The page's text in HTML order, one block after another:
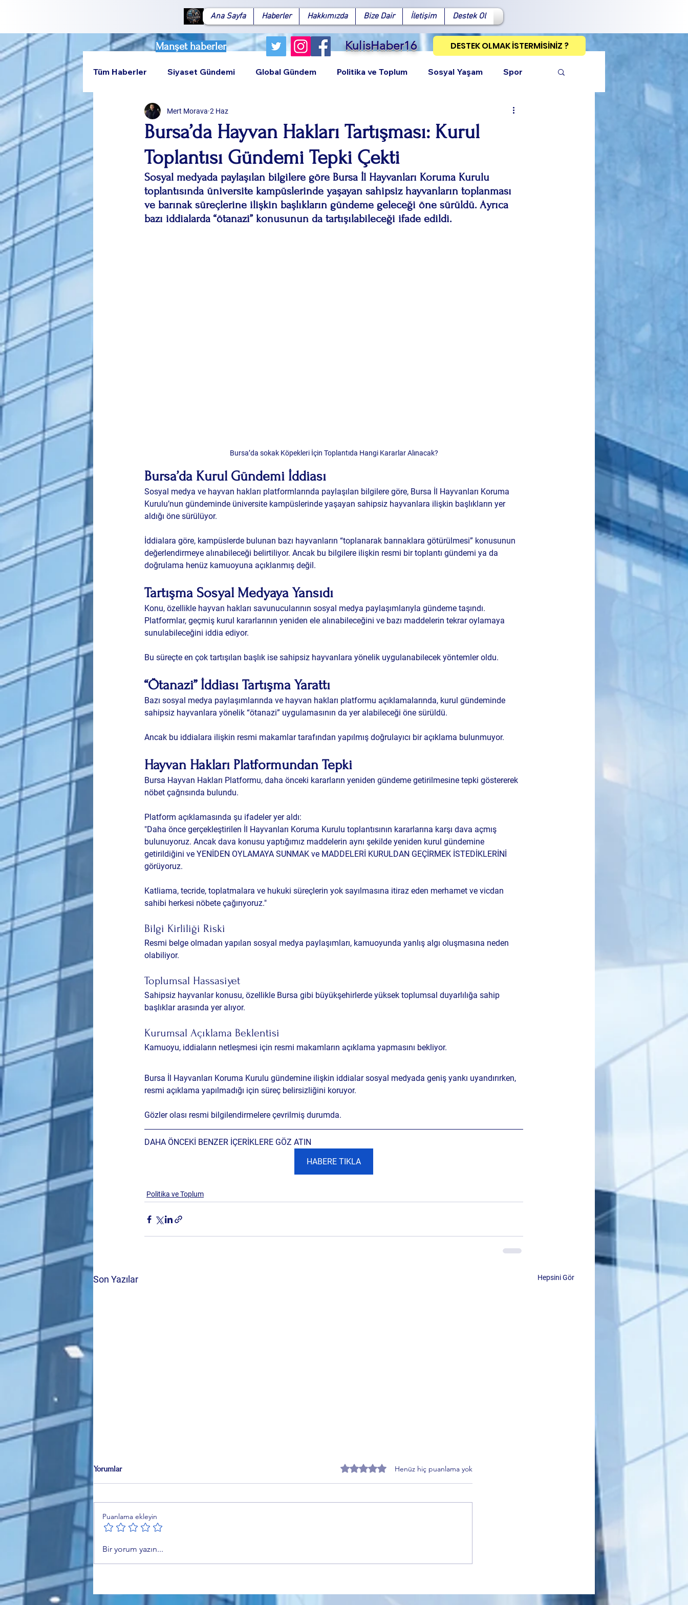
Ana Sayfa Haberler Hakkımızda Bize Dair İletişim Destek Ol
Manşet haberler KulisHaber16 DESTEK OLMAK İSTERMİSİNİZ ?
Facebook X (Twitter)WhatsAppLinkedIn
Tüm Haberler Siyaset Gündemi Global Gündem Politika ve Toplum Sosyal Yaşam Spor
Teknoloji Rumeli
Bursa’da Hayvan Hakları Tartışması: Kurul
Toplantısı Gündemi Tepki Çekti
Mert Morava 2 Haz
Sosyal medyada paylaşılan bilgilere göre Bursa İl Hayvanları Koruma Kurulu
toplantısında üniversite kampüslerinde yaşayan sahipsiz hayvanların toplanması
ve barınak süreçlerine ilişkin başlıkların gündeme geleceği öne sürüldü. Ayrıca
bazı iddialarda “ötanazi” konusunun da tartışılabileceği ifade edildi.
Bursa’da sokak Köpekleri İçin Toplantıda Hangi Kararlar Alınacak?
Bursa’da Kurul Gündemi İddiası
Sosyal medya ve hayvan hakları platformlarında paylaşılan bilgilere göre, Bursa İl Hayvanları Koruma
Kurulu’nun gündeminde üniversite kampüslerinde yaşayan sahipsiz hayvanlara ilişkin başlıkların yer
aldığı öne sürülüyor.
İddialara göre, kampüslerde bulunan bazı hayvanların “toplanarak barınaklara götürülmesi” konusunun
değerlendirmeye alınabileceği belirtiliyor. Ancak bu bilgilere ilişkin resmi bir toplantı gündemi ya da
doğrulama henüz kamuoyuna açıklanmış değil.
Tartışma Sosyal Medyaya Yansıdı
Konu, özellikle hayvan hakları savunucularının sosyal medya paylaşımlarıyla gündeme taşındı.
Platformlar, geçmiş kurul kararlarının yeniden ele alınabileceğini ve bazı maddelerin tekrar oylamaya
sunulabileceğini iddia ediyor.
Bu süreçte en çok tartışılan başlık ise sahipsiz hayvanlara yönelik uygulanabilecek yöntemler oldu.
“Ötanazi” İddiası Tartışma Yarattı
Bazı sosyal medya paylaşımlarında ve hayvan hakları platformu açıklamalarında, kurul gündeminde
sahipsiz hayvanlara yönelik “ötanazi” uygulamasının da yer alabileceği öne sürüldü.
Ancak bu iddialara ilişkin resmi makamlar tarafından yapılmış doğrulayıcı bir açıklama bulunmuyor.
Hayvan Hakları Platformundan Tepki
Bursa Hayvan Hakları Platformu, daha önceki kararların yeniden gündeme getirilmesine tepki göstererek
nöbet çağrısında bulundu.
Platform açıklamasında şu ifadeler yer aldı:
"Daha önce gerçekleştirilen İl Hayvanları Koruma Kurulu toplantısının kararlarına karşı dava açmış
bulunuyoruz. Ancak dava konusu yaptığımız maddelerin aynı şekilde yeniden kurul gündemine
getirildiğini ve YENİDEN OYLAMAYA SUNMAK ve MADDELERİ KURULDAN GEÇİRMEK İSTEDİKLERİNİ
görüyoruz.
Katliama, tecride, toplatmalara ve hukuki süreçlerin yok sayılmasına itiraz eden merhamet ve vicdan
sahibi herkesi nöbete çağırıyoruz."
Bilgi Kirliliği Riski
Resmi belge olmadan yapılan sosyal medya paylaşımları, kamuoyunda yanlış algı oluşmasına neden
olabiliyor.
Toplumsal Hassasiyet
Sahipsiz hayvanlar konusu, özellikle Bursa gibi büyükşehirlerde yüksek toplumsal duyarlılığa sahip
başlıklar arasında yer alıyor.
Kurumsal Açıklama Beklentisi
Kamuoyu, iddiaların netleşmesi için resmi makamların açıklama yapmasını bekliyor.
Bursa İl Hayvanları Koruma Kurulu gündemine ilişkin iddialar sosyal medyada geniş yankı uyandırırken,
resmi açıklama yapılmadığı için süreç belirsizliğini koruyor.
Gözler olası resmi bilgilendirmelere çevrilmiş durumda.
DAHA ÖNCEKİ BENZER İÇERİKLERE GÖZ ATIN
HABERE TIKLA
Politika ve Toplum
Son Yazılar Hepsini Gör
Çerçeve Yasa Komisyondan
Geçti: 12 Maddelik Teklif Neler
Getiriyor?
dikkat çeken çağrı
Yorumlar 5 üzerinden 0 yıldızHenüz hiç puanlama yok
Puanlama ekleyin
Bir yorum yazın...